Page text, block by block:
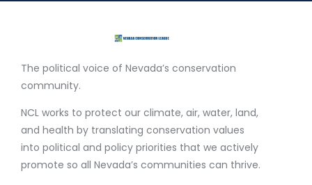
The political voice of Nevada’s conservation
community.
NCL works to protect our climate, air, water, land,
and health by translating conservation values
into political and policy priorities that we actively
promote so all Nevada’s communities can thrive.